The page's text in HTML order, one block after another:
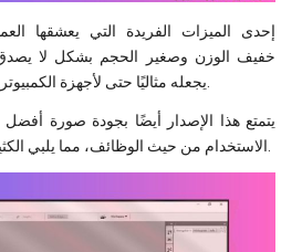
إحدى الميزات الفريدة التي يعشقها
يجعله مثاليًا حتى لأجهزة الكمبيوتر ذات المواصفات المنخفضة.
يتمتع هذا الإصدار أيضًا بجودة صورة
الاستخدام من حيث الوظائف، مما يلبي الكثير من توقعات المستخدمين.